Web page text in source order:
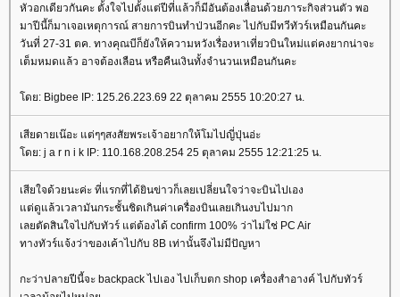
หัวอกเดียวกันคะ ตั้งใจไปตั้งแต่ปีที่แล้วก็มีอันต้องเลื่อนด้วยภาระกิจส่วนตัว พอ
มาปีนี้ก็มาเจอเหตุการณ์ สายการบินทำป่วนอีกคะ ไปกับมีทวีทัวร์เหมือนกันคะ
วันที่ 27-31 ตค. ทางคุณบีก็ยังให้ความหวังเรื่องหาเที่ยวบินใหม่แต่คงยากน่าจะ
เต็มหมดแล้ว อาจต้องเลือน หรือคืนเงินทั้งจำนวนเหมือนกันคะ
ดย: Bigbee IP: 125.26.223.69 22 ตุลาคม 2555 10:20:27 น.
เสียดายเน๊อะ แต่ๆๆสงสัยพระเจ้าอยากให้โมไปญี่ปุ่นอ่ะ
ดย: j a r n i k IP: 110.168.208.254 25 ตุลาคม 2555 12:21:25 น.
เสียใจด้วยนะค่ะ ที่แรกที่ได้ยินข่าวก็เลยเปลี่ยนใจว่าจะบินไปเอง
ต่ดูแล้วเวลามันกระชั้นชิดเกินค่าเครื่องบินเลยเกินงบไปมาก
เลยตัดสินใจไปกับทัวร์ แต่ต้องได้ confirm 100% ว่าไม่ใช่ PC Air
ทางทัวร์แจ้งว่าของเค้าไปกับ 8B เท่านั้นจึงไม่มีปัญหา
กะว่าปลายปีนี้จะ backpack ไปเอง ไปเก็บตก shop เครื่องสำอางค์ ไปกับทัวร์